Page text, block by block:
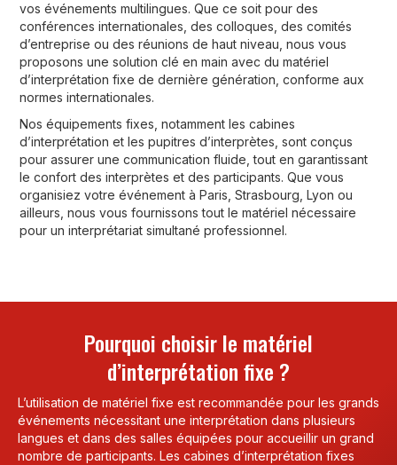
vos événements multilingues. Que ce soit pour des
conférences internationales, des colloques, des comités
d’entreprise ou des réunions de haut niveau, nous vous
proposons une solution clé en main avec du matériel
d’interprétation fixe de dernière génération, conforme aux
normes internationales.
Nos équipements fixes, notamment les cabines
d’interprétation et les pupitres d’interprètes, sont conçus
pour assurer une communication fluide, tout en garantissant
le confort des interprètes et des participants. Que vous
organisiez votre événement à Paris, Strasbourg, Lyon ou
ailleurs, nous vous fournissons tout le matériel nécessaire
pour un interprétariat simultané professionnel.
Pourquoi choisir le matériel
d’interprétation fixe ?
L’utilisation de matériel fixe est recommandée pour les grands
événements nécessitant une interprétation dans plusieurs
langues et dans des salles équipées pour accueillir un grand
nombre de participants. Les cabines d’interprétation fixes